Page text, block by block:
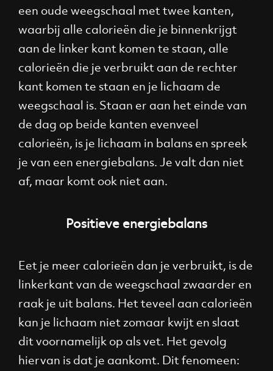
een oude weegschaal met twee kanten,
waarbij alle calorieën die je binnenkrijgt
aan de linker kant komen te staan, alle
calorieën die je verbruikt aan de rechter
kant komen te staan en je lichaam de
weegschaal is. Staan er aan het einde van
de dag op beide kanten evenveel
calorieën, is je lichaam in balans en spreek
je van een energiebalans. Je valt dan niet
af, maar komt ook niet aan.
Positieve energiebalans
Eet je meer calorieën dan je verbruikt, is de
linkerkant van de weegschaal zwaarder en
raak je uit balans. Het teveel aan calorieën
kan je lichaam niet zomaar kwijt en slaat
dit voornamelijk op als vet. Het gevolg
hiervan is dat je aankomt. Dit fenomeen: